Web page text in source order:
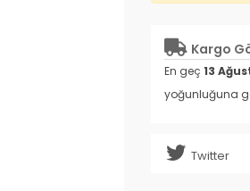
Kargo
En geç 13
yoğunluğuna
Twitter